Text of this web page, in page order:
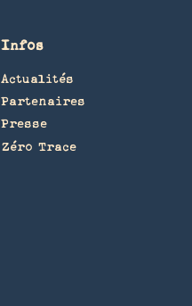
Infos
Actualités
Partenaires
Presse
Zéro Trace